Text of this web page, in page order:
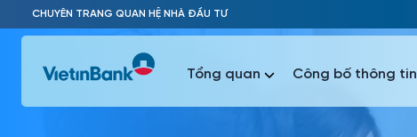
Skip to Main Content
CHUYÊN TRANG QUAN HỆ NHÀ ĐẦU TƯ
Tổng quan Công bố thông tin